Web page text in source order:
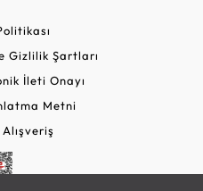
Gizlilik Şartları
İleti Onayı
Metni